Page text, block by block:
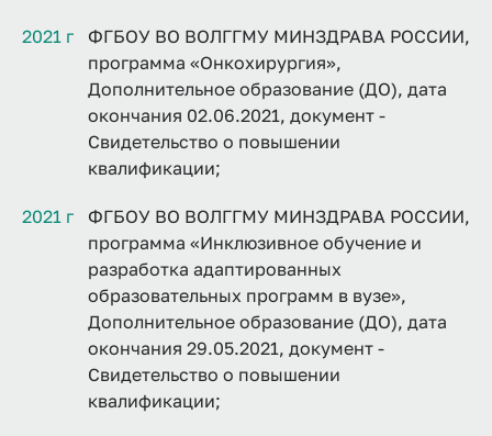
2021 г
ФГБОУ ВО ВОЛГГМУ МИНЗДРАВА РОССИИ,
программа «Онкохирургия»,
Дополнительное образование (ДО), дата
окончания 02.06.2021, документ -
Свидетельство о повышении
квалификации;
2021 г
ФГБОУ ВО ВОЛГГМУ МИНЗДРАВА РОССИИ,
программа «Инклюзивное обучение и
разработка адаптированных
образовательных программ в вузе»,
Дополнительное образование (ДО), дата
окончания 29.05.2021, документ -
Свидетельство о повышении
квалификации;